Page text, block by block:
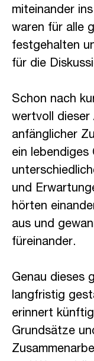
miteinander
waren für alle
festgehalten
für die
Schon nach
wertvoll dieser
anfänglicher
ein lebendiges
und
hörten
aus und
füreinander.
Genau dieses
langfristig
erinnert
Grundsätze